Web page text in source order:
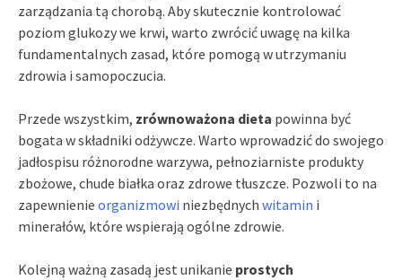
zarządzania tą chorobą. Aby skutecznie kontrolować
poziom glukozy we krwi, warto zwrócić uwagę na kilka
fundamentalnych zasad, które pomogą w utrzymaniu
zdrowia i samopoczucia.
Przede wszystkim, zrównoważona dieta powinna być
bogata w składniki odżywcze. Warto wprowadzić do swojego
jadłospisu różnorodne warzywa, pełnoziarniste produkty
zbożowe, chude białka oraz zdrowe tłuszcze. Pozwoli to na
zapewnienie organizmowi niezbędnych witamin i
minerałów, które wspierają ogólne zdrowie.
Kolejną ważną zasadą jest unikanie prostych